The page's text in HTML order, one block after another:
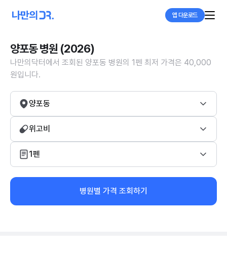
앱 다운로드
양포동 병원 (2026)
나만의닥터에서 조회된 양포동 병원의 1펜 최저 가격은 40,000
원입니다.
양포동
위고비
1펜
병원별 가격 조회하기